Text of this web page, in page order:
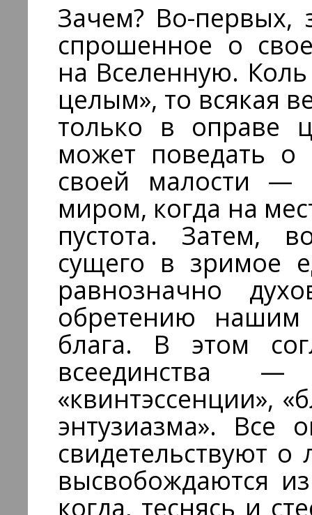
Зачем? Во-первых,
спрошенное о
на Вселенную. Коль
целым», то всякая
только в оправе
может поведать о
своей малости —
миром, когда на
пустота. Затем,
сущего в зримое
равнозначно
обретению
блага. В этом
всеединства —
«квинтэссенции»,
энтузиазма». Все
свидетельствуют о
высвобождаются
когда, теснясь и